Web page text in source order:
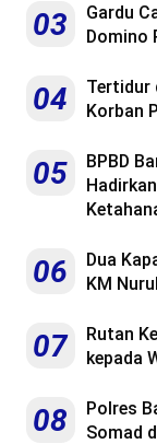
03
Gardu
Domino
04
Tertidur
Korban
05
BPBD
06
Dua
KM
07
Rutan
kepada
08
Polres
Somad